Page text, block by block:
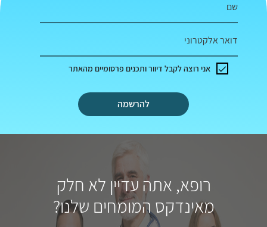
שם
דואר אלקטרוני
להרשמה
אני רוצה לקבל דיוור ותכנים פרסומיים מהאתר
רופא, אתה עדיין לא חלק
מאינדקס המומחים שלנו?